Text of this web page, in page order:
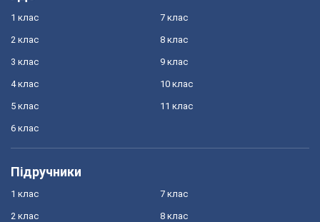
1 клас
2 клас
3 клас
4 клас
5 клас
6 клас
7 клас
8 клас
9 клас
10 клас
11 клас
Підручники
1 клас
2 клас
7 клас
8 клас